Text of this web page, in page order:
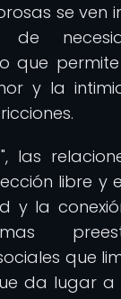
se ven
que
y la
las
libre y
y la
que
da lugar a